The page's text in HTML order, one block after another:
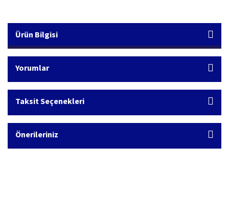
Ürün Bilgisi
Yorumlar
Taksit Seçenekleri
Önerileriniz